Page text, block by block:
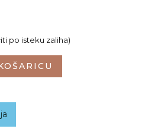
po isteku zaliha)